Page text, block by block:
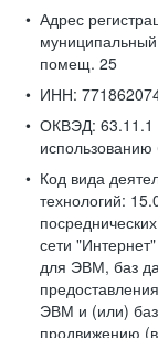
Адрес
муниципальный
помещ. 25
ИНН:
ОКВЭД: 63.11.1
Код вида
технологий:
сети
для ЭВМ, баз
ЭВМ и (или)
продвижению